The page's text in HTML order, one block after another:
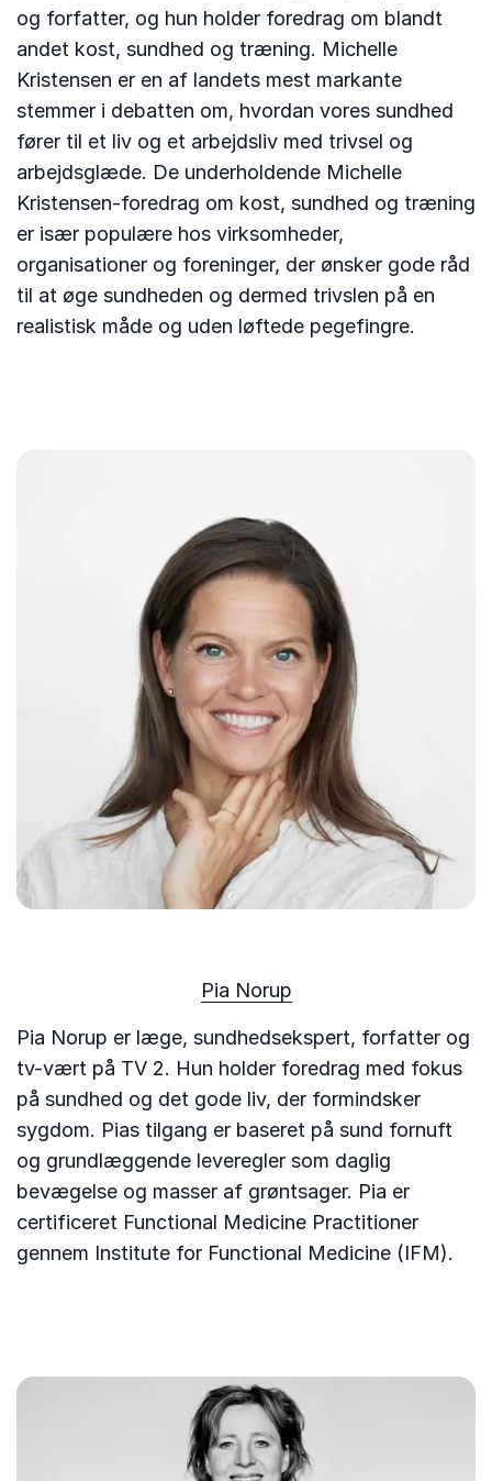
og forfatter, og hun holder foredrag om blandt
andet kost, sundhed og træning. Michelle
Kristensen er en af landets mest markante
stemmer i debatten om, hvordan vores sundhed
fører til et liv og et arbejdsliv med trivsel og
arbejdsglæde. De underholdende Michelle
Kristensen-foredrag om kost, sundhed og træning
er især populære hos virksomheder,
organisationer og foreninger, der ønsker gode råd
til at øge sundheden og dermed trivslen på en
realistisk måde og uden løftede pegefingre.
Pia Norup
Pia Norup er læge, sundhedsekspert, forfatter og
tv-vært på TV 2. Hun holder foredrag med fokus
på sundhed og det gode liv, der formindsker
sygdom. Pias tilgang er baseret på sund fornuft
og grundlæggende leveregler som daglig
bevægelse og masser af grøntsager. Pia er
certificeret Functional Medicine Practitioner
gennem Institute for Functional Medicine (IFM).